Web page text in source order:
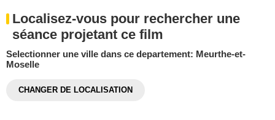
Localisez-vous pour rechercher une
séance projetant ce film
Selectionner une ville dans ce departement: Meurthe-et-
Moselle
CHANGER DE LOCALISATION